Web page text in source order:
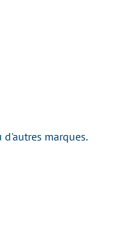
marques.